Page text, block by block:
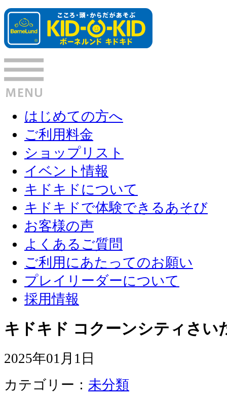
はじめての方へ
ご利用料金
ショップリスト
イベント情報
キドキドについて
キドキドで体験できるあそび
お客様の声
よくあるご質問
ご利用にあたってのお願い
プレイリーダーについて
採用情報
キドキド コクーンシティさい
2025年01月1日
カテゴリー： 未分類